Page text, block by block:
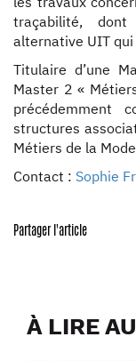
traçabilité, dont
alternative UIT qui
Titulaire d’une
Master 2 «
précédemment
structures
Métiers de la
Contact : Sophie
Partager l'article
À LIRE